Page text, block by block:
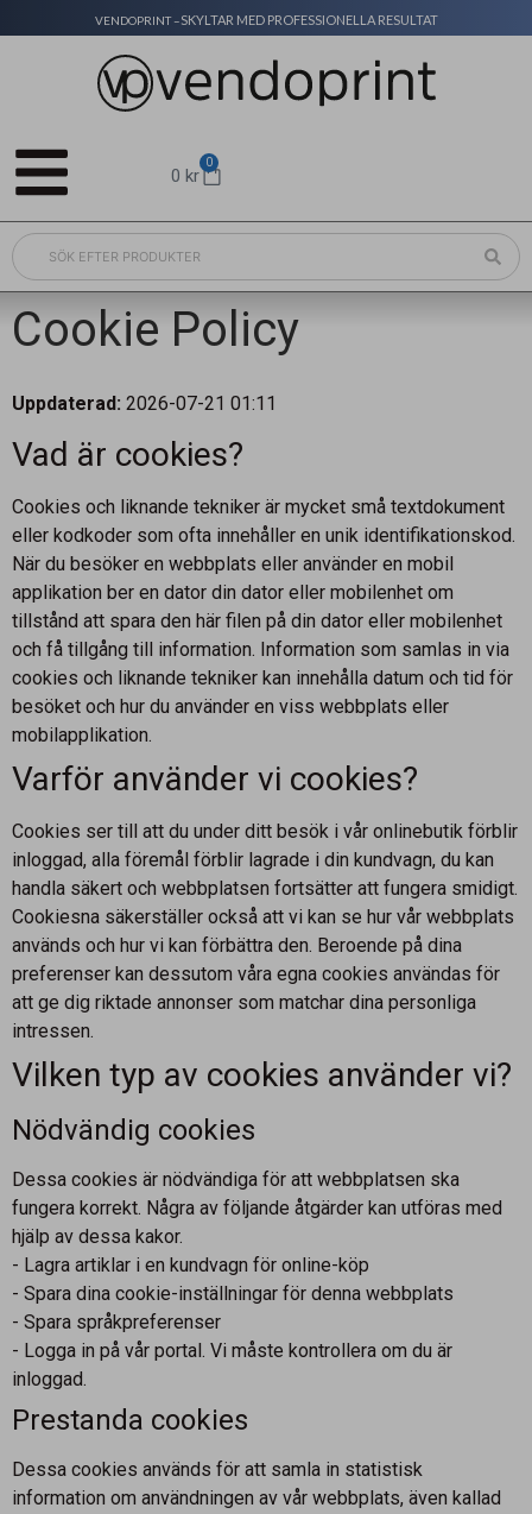
VENDOPRINT –SKYLTAR MED PROFESSIONELLA RESULTAT
0kr
0
Cookie Policy
Uppdaterad: 2026-07-21 01:11
Vad är cookies?
Cookies och liknande tekniker är mycket små textdokument
eller kodkoder som ofta innehåller en unik identifikationskod.
När du besöker en webbplats eller använder en mobil
applikation ber en dator din dator eller mobilenhet om
tillstånd att spara den här filen på din dator eller mobilenhet
och få tillgång till information. Information som samlas in via
cookies och liknande tekniker kan innehålla datum och tid för
besöket och hur du använder en viss webbplats eller
mobilapplikation.
Varför använder vi cookies?
Cookies ser till att du under ditt besök i vår onlinebutik förblir
inloggad, alla föremål förblir lagrade i din kundvagn, du kan
handla säkert och webbplatsen fortsätter att fungera smidigt.
Cookiesna säkerställer också att vi kan se hur vår webbplats
används och hur vi kan förbättra den. Beroende på dina
preferenser kan dessutom våra egna cookies användas för
att ge dig riktade annonser som matchar dina personliga
intressen.
Vilken typ av cookies använder vi?
Nödvändig cookies
Dessa cookies är nödvändiga för att webbplatsen ska
fungera korrekt. Några av följande åtgärder kan utföras med
hjälp av dessa kakor.
- Lagra artiklar i en kundvagn för online-köp
- Spara dina cookie-inställningar för denna webbplats
- Spara språkpreferenser
- Logga in på vår portal. Vi måste kontrollera om du är
inloggad.
Prestanda cookies
Dessa cookies används för att samla in statistisk
information om användningen av vår webbplats, även kallad